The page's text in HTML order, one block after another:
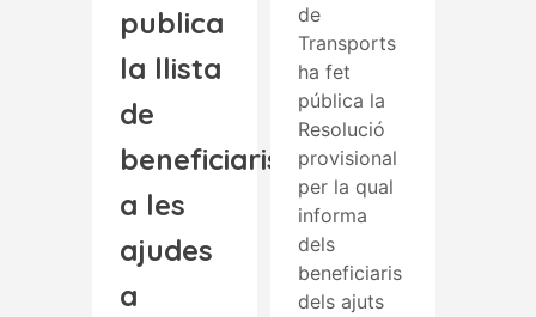
publica
la llista
de
beneficiaris
a les
ajudes
a
de
Transports
ha fet
pública la
Resolució
provisional
per la qual
informa
dels
beneficiaris
dels ajuts